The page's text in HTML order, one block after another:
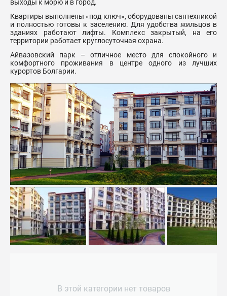
выходы к морю и в город.
Квартиры выполнены «под ключ», оборудованы сантехникой
и полностью готовы к заселению. Для удобства жильцов в
зданиях работают лифты. Комплекс закрытый, на его
территории работает круглосуточная охрана.
Айвазовский парк – отличное место для спокойного и
комфортного проживания в центре одного из лучших
курортов Болгарии.
В этой категории нет товаров